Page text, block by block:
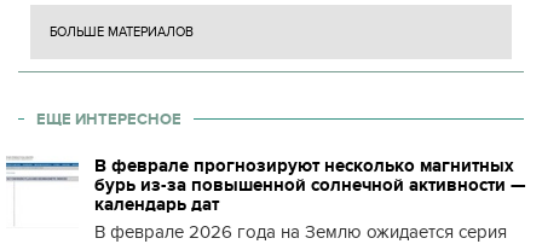
БОЛЬШЕ МАТЕРИАЛОВ
ЕЩЕ ИНТЕРЕСНОЕ
В феврале прогнозируют несколько магнитных
бурь из-за повышенной солнечной активности —
календарь дат
В феврале 2026 года на Землю ожидается серия